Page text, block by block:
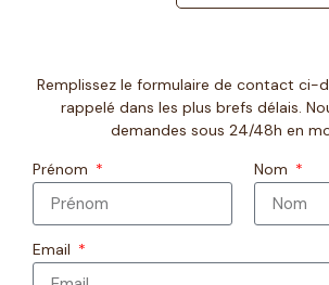
Remplissez le formulaire de contact ci-
rappelé dans les plus brefs délais.
demandes sous 24/48h en
Prénom Nom
Email